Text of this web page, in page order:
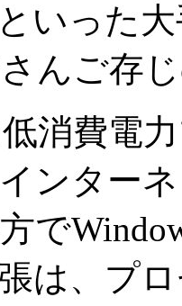
いった
んご存
消費電
ンター
で
は、プ